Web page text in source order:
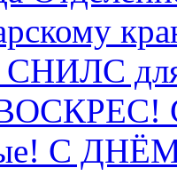
СНИЛС
С
C